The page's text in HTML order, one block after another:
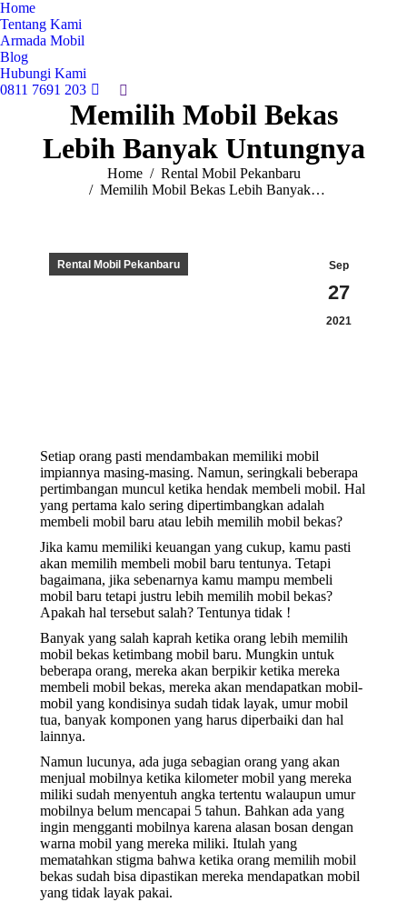
Home
Tentang Kami
Armada Mobil
Blog
Hubungi Kami
0811 7691 203
Search:
Memilih Mobil Bekas
Lebih Banyak Untungnya
You are here:Home
Rental Mobil Pekanbaru
Memilih Mobil Bekas Lebih Banyak…
Sep
27
2021
Rental Mobil Pekanbaru
Setiap orang pasti mendambakan memiliki mobil
impiannya masing-masing. Namun, seringkali beberapa
pertimbangan muncul ketika hendak membeli mobil. Hal
yang pertama kalo sering dipertimbangkan adalah
membeli mobil baru atau lebih memilih mobil bekas?
Jika kamu memiliki keuangan yang cukup, kamu pasti
akan memilih membeli mobil baru tentunya. Tetapi
bagaimana, jika sebenarnya kamu mampu membeli
mobil baru tetapi justru lebih memilih mobil bekas?
Apakah hal tersebut salah? Tentunya tidak !
Banyak yang salah kaprah ketika orang lebih memilih
mobil bekas ketimbang mobil baru. Mungkin untuk
beberapa orang, mereka akan berpikir ketika mereka
membeli mobil bekas, mereka akan mendapatkan mobil-
mobil yang kondisinya sudah tidak layak, umur mobil
tua, banyak komponen yang harus diperbaiki dan hal
lainnya.
Namun lucunya, ada juga sebagian orang yang akan
menjual mobilnya ketika kilometer mobil yang mereka
miliki sudah menyentuh angka tertentu walaupun umur
mobilnya belum mencapai 5 tahun. Bahkan ada yang
ingin mengganti mobilnya karena alasan bosan dengan
warna mobil yang mereka miliki. Itulah yang
mematahkan stigma bahwa ketika orang memilih mobil
bekas sudah bisa dipastikan mereka mendapatkan mobil
yang tidak layak pakai.